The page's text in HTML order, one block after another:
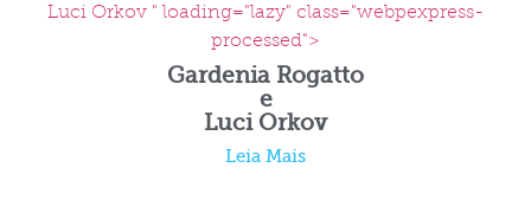
Luci Orkov " loading="lazy" class="webpexpress-
processed">
Gardenia Rogatto
e
Luci Orkov
Leia Mais